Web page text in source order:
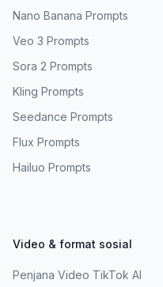
Nano Banana Prompts
Veo 3 Prompts
Sora 2 Prompts
Kling Prompts
Seedance Prompts
Flux Prompts
Hailuo Prompts
Video & format sosial
Penjana Video TikTok AI